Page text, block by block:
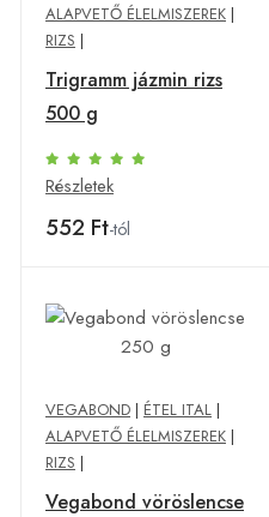
ALAPVETŐ ÉLELMISZEREK |
RIZS |
Trigramm jázmin rizs
500 g
Részletek
552 Ft-tól
VEGABOND | ÉTEL ITAL |
ALAPVETŐ ÉLELMISZEREK |
RIZS |
Vegabond vöröslencse